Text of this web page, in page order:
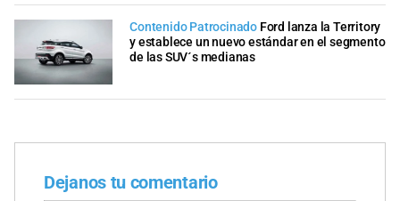
Contenido Patrocinado Ford lanza la Territory
y establece un nuevo estándar en el segmento
de las SUV´s medianas
Dejanos tu comentario